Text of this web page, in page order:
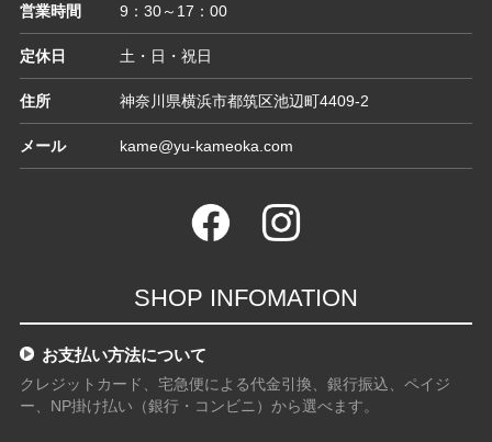
営業時間 9：30～17：00
定休日 土・日・祝日
住所 神奈川県横浜市都筑区池辺町4409-2
メール kame@yu-kameoka.com
SHOP INFOMATION
お支払い方法について
クレジットカード、宅急便による代金引換、銀行振込、ペイジ
ー、NP掛け払い（銀行・コンビニ）から選べます。